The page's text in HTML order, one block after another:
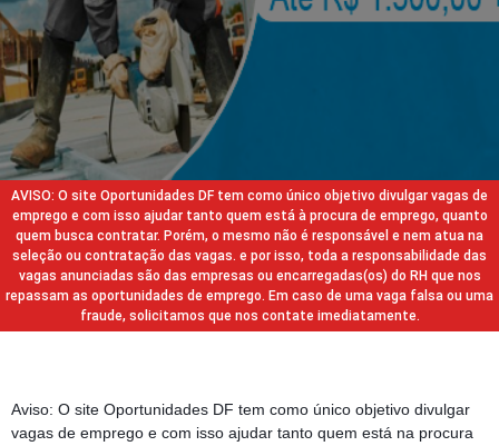
AVISO: O site Oportunidades DF tem como único objetivo divulgar vagas de
emprego e com isso ajudar tanto quem está à procura de emprego, quanto
quem busca contratar. Porém, o mesmo não é responsável e nem atua na
seleção ou contratação das vagas. e por isso, toda a responsabilidade das
vagas anunciadas são das empresas ou encarregadas(os) do RH que nos
repassam as oportunidades de emprego. Em caso de uma vaga falsa ou uma
fraude, solicitamos que nos contate imediatamente.
Aviso: O site Oportunidades DF tem como único objetivo divulgar
vagas de emprego e com isso ajudar tanto quem está na procura